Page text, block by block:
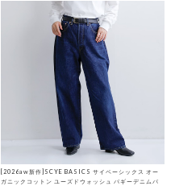
[2026aw新作]SCYE BASICS サイベーシックス オー
ガニックコットン ユーズドウォッシュ バギーデニムパ